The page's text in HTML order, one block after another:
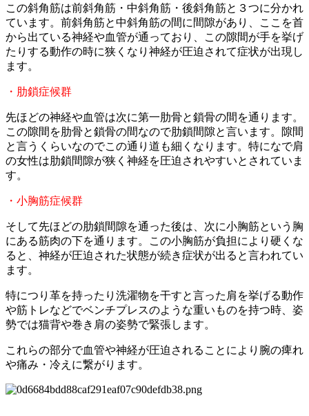
この斜角筋は前斜角筋・中斜角筋・ 後斜角筋と３つに分かれ
ています。 前斜角筋と中斜角筋の間に間隙があり、
ここを首
から出ている神経や血管が通っており、
この隙間が手を挙げ
たりする動作の時に狭くなり神経が圧迫されて症状が出現し
ます。
・肋鎖症候群
先ほどの神経や血管は次に第一肋骨と鎖骨の間を通ります。
この隙間を肋骨と鎖骨の間なので肋鎖間隙と言います。
隙間
と言うくらいなのでこの通り道も細くなります。 特になで肩
の女性は肋鎖間隙が狭く神経を圧迫されやすいとされていま
す。
・小胸筋症候群
そして先ほどの肋鎖間隙を通った後は、 次に小胸筋という胸
にある筋肉の下を通ります。
この小胸筋が負担により硬くな
ると、 神経が圧迫された状態が続き症状が出ると言われてい
ます。
特につり革を持ったり洗濯物を干すと言った肩を挙げる動作
や筋ト レなどでベンチプレスのような重いものを持つ時、 姿
勢では猫背や巻き肩の姿勢で緊張します。
これらの部分で血管や神経が圧迫されることにより腕の痺れ
や痛み ・冷えに繋がります。